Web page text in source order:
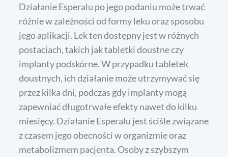
Działanie Esperalu po jego podaniu może trwać
różnie w zależności od formy leku oraz sposobu
jego aplikacji. Lek ten dostępny jest w różnych
postaciach, takich jak tabletki doustne czy
implanty podskórne. W przypadku tabletek
doustnych, ich działanie może utrzymywać się
przez kilka dni, podczas gdy implanty mogą
zapewniać długotrwałe efekty nawet do kilku
miesięcy. Działanie Esperalu jest ściśle związane
z czasem jego obecności w organizmie oraz
metabolizmem pacjenta. Osoby z szybszym